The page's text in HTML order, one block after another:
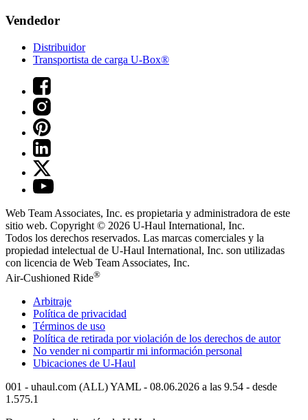
Vendedor
Distribuidor
Transportista de carga U-Box®
Web Team Associates, Inc. es propietaria y administradora de este
sitio web. Copyright © 2026 U-Haul International, Inc.
Todos los derechos reservados. Las marcas comerciales y la
propiedad intelectual de U-Haul International, Inc. son utilizadas
con licencia de Web Team Associates, Inc.
Air-Cushioned Ride®
Arbitraje
Política de privacidad
Términos de uso
Política de retirada por violación de los derechos de autor
No vender ni compartir mi información personal
Ubicaciones de U-Haul
001 - uhaul.com (ALL) YAML - 08.06.2026 a las 9.54 - desde
1.575.1